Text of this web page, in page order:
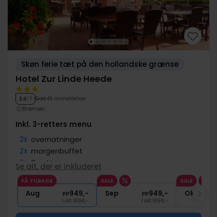
Skøn ferie tæt på den hollandske grænse
Hotel Zur Linde Heede
3.6/ 5 God 46 anmeldelser
Bremen
Inkl. 3-retters menu
2x overnatninger
2x morgenbuffet
2x 3-retters menu
1x 1 velkomstdrink
∞ Gratis parkering
Se alt, der er inkluderet
FÅ TILBAGE
Aug pp949,-
I alt 1898,-
SALE
Sep pp949,-
I alt 1898,-
SALE
Okt